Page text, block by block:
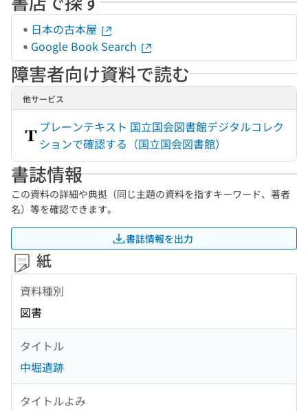
日本の古本屋
Google Book Search
障害者向け資料で読む
他サービス
プレーンテキスト 国立国会図書館デジタルコレク
ションで確認する（国立国会図書館）
書誌情報
この資料の詳細や典拠（同じ主題の資料を指すキーワード、著者
名）等を確認できます。
書誌情報を出力
紙
資料種別
図書
タイトル
中堀遺跡
タイトルよみ